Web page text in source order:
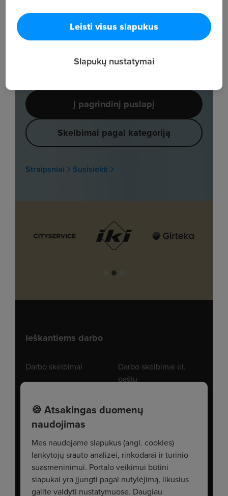
Leisti visus slapukus
Slapukų nustatymai